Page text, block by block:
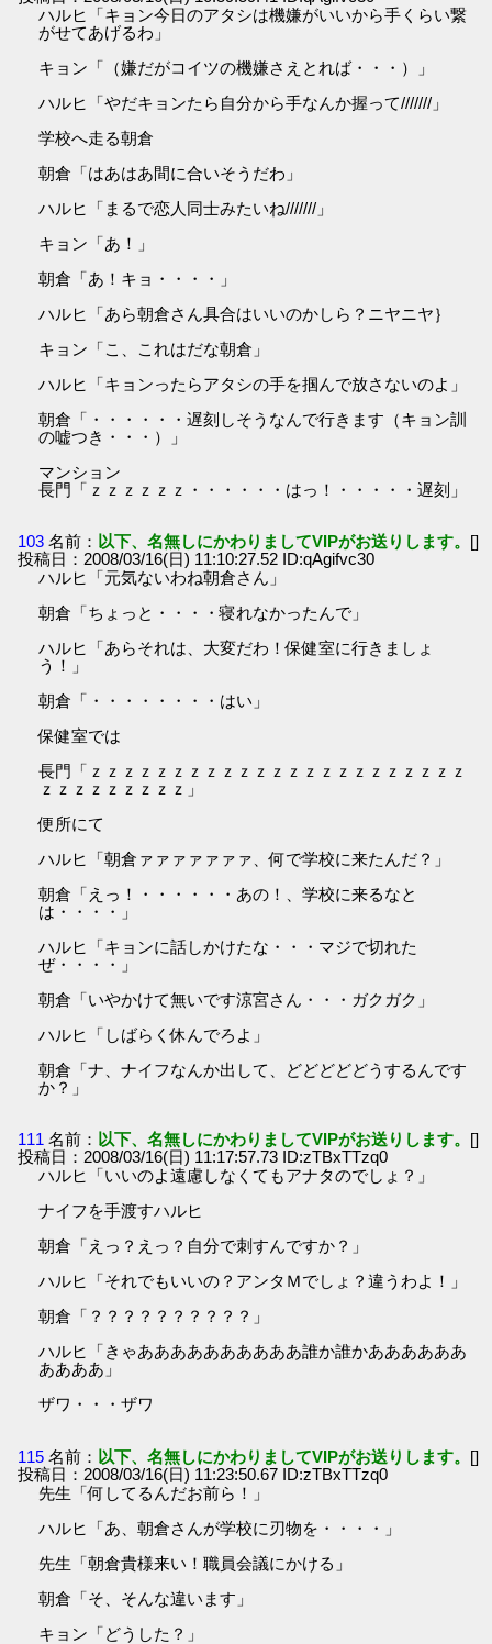
ハルヒ「キョン今日のアタシは機嫌がいいから手くらい繋
がせてあげるわ」
キョン「（嫌だがコイツの機嫌さえとれば・・・）」
ハルヒ「やだキョンたら自分から手なんか握って///////」
学校へ走る朝倉
朝倉「はあはあ間に合いそうだわ」
ハルヒ「まるで恋人同士みたいね///////」
キョン「あ！」
朝倉「あ！キョ・・・・」
ハルヒ「あら朝倉さん具合はいいのかしら？ニヤニヤ｝
キョン「こ、これはだな朝倉」
ハルヒ「キョンったらアタシの手を掴んで放さないのよ」
朝倉「・・・・・・遅刻しそうなんで行きます（キョン訓
の嘘つき・・・）」
マンション
長門「ｚｚｚｚｚｚ・・・・・・はっ！・・・・・遅刻」
103 名前： 以下、名無しにかわりましてVIPがお送りします。 []
投稿日：2008/03/16(日) 11:10:27.52 ID:qAgifvc30
ハルヒ「元気ないわね朝倉さん」
朝倉「ちょっと・・・・寝れなかったんで」
ハルヒ「あらそれは、大変だわ！保健室に行きましょ
う！」
朝倉「・・・・・・・・はい」
保健室では
長門「ｚｚｚｚｚｚｚｚｚｚｚｚｚｚｚｚｚｚｚｚｚｚｚ
ｚｚｚｚｚｚｚｚｚ」
便所にて
ハルヒ「朝倉ァァァァァァァ、何で学校に来たんだ？」
朝倉「えっ！・・・・・・あの！、学校に来るなと
は・・・・」
ハルヒ「キョンに話しかけたな・・・マジで切れた
ぜ・・・・」
朝倉「いやかけて無いです涼宮さん・・・ガクガク」
ハルヒ「しばらく休んでろよ」
朝倉「ナ、ナイフなんか出して、どどどどどうするんです
か？」
111 名前： 以下、名無しにかわりましてVIPがお送りします。 []
投稿日：2008/03/16(日) 11:17:57.73 ID:zTBxTTzq0
ハルヒ「いいのよ遠慮しなくてもアナタのでしょ？」
ナイフを手渡すハルヒ
朝倉「えっ？えっ？自分で刺すんですか？」
ハルヒ「それでもいいの？アンタＭでしょ？違うわよ！」
朝倉「？？？？？？？？？？」
ハルヒ「きゃああああああああああ誰か誰かああああああ
ああああ」
ザワ・・・ザワ
115 名前： 以下、名無しにかわりましてVIPがお送りします。 []
投稿日：2008/03/16(日) 11:23:50.67 ID:zTBxTTzq0
先生「何してるんだお前ら！」
ハルヒ「あ、朝倉さんが学校に刃物を・・・・」
先生「朝倉貴様来い！職員会議にかける」
朝倉「そ、そんな違います」
キョン「どうした？」